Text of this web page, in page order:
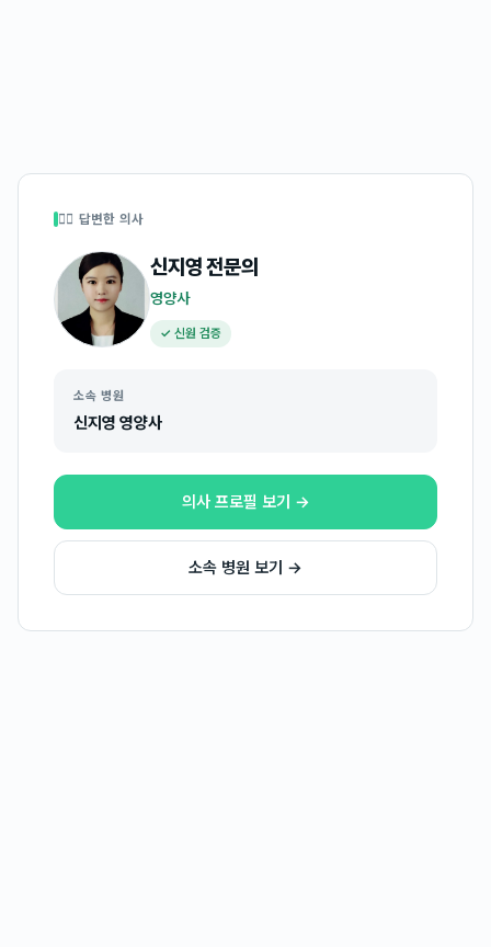
👩‍⚕️ 답변한 의사
신지영전문의
영양사
✓ 신원 검증
소속 병원
신지영 영양사
의사 프로필 보기 →
소속 병원 보기 →